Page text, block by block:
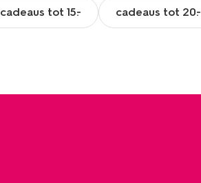
cadeaus tot 15.- cadeaus tot 20.-